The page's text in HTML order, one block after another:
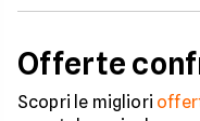
Offerte
Scopri le migliori